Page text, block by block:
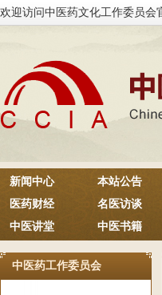
欢迎访问中医药文化工作委员会
新闻中心 本站公告
医药财经
名医访谈
中医讲堂
中医书籍
中医药工作委员会